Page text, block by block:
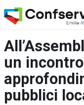
un
pubblici